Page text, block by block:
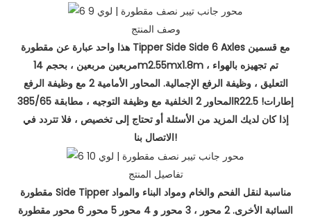
وصف المنتج
هذا واحد عبارة عن مقطورة Tipper Side Side 6 Axles مع قسمين
مربعين مربعين ، بحجم 14m2.55mx1.8m ، تم تجهيزه بالهواء
التعليق ، وظيفة الرفع الإجمالية. المحاور الأمامية 2 مع وظيفة الرفع
المحاور 2 الخلفية مع وظيفة التوجيه ، مطابقة 385/65R22.5 إطارات!
إذا كان لديك المزيد من الأسئلة أو تحتاج إلى تخصيص ، فلا تتردد في
الاتصال بنا!
تفاصيل المنتج
مقطورة Side Tipper مناسبة لنقل الفحم والخام ومواد البناء والمواد
السائبة الأخرى. 2 محور ، 3 محور و 4 محور 5 محور 6 محور مقطورة